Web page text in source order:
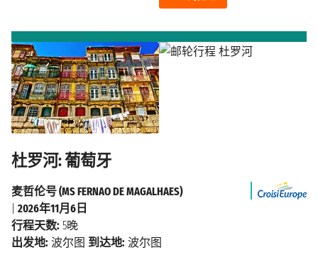
杜罗河: 葡萄牙
麦哲伦号 (MS FERNAO DE MAGALHAES)
2026年11月6日
行程天数: 5晚
出发地: 波尔图 到达地: 波尔图